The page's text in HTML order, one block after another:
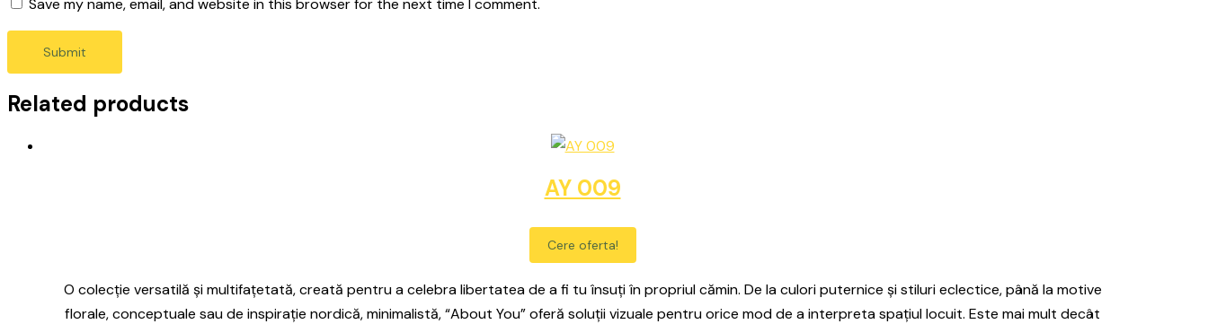
Save my name, email, and website in this browser for the next time I comment.
Related products
AY 009
Cere oferta!
O colecție versatilă și multifațetată, creată pentru a celebra libertatea de a fi tu însuți în propriul cămin. De la culori puternice și stiluri eclectice, până la motive
florale, conceptuale sau de inspirație nordică, minimalistă, “About You” oferă soluții vizuale pentru orice mod de a interpreta spațiul locuit. Este mai mult decât